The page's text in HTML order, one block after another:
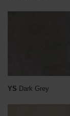
YS Dark Grey